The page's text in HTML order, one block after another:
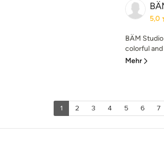
5,0
BÄM
colorful
Mehr
1 2 3 4 5 6 7